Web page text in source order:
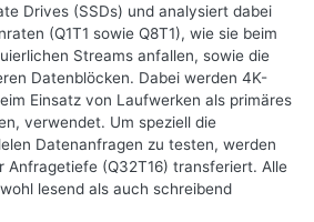
Drives (SSDs) und analysiert dabei
(Q1T1 sowie Q8T1), wie sie beim
Streams anfallen, sowie die
Datenblöcken. Dabei werden 4K-
Einsatz von Laufwerken als primäres
verwendet. Um speziell die
Datenanfragen zu testen, werden
Anfragetiefe (Q32T16) transferiert. Alle
lesend als auch schreibend